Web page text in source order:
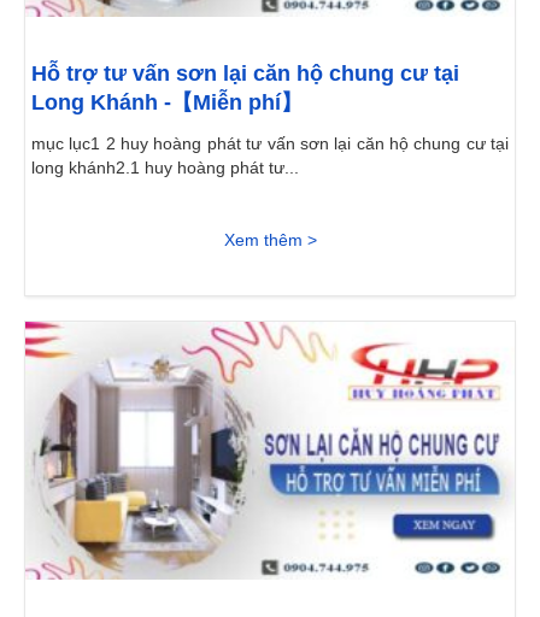
Hỗ trợ tư vấn sơn lại căn hộ chung cư tại
Long Khánh -【Miễn phí】
mục lục1 2 huy hoàng phát tư vấn sơn lại căn hộ chung cư tại
long khánh2.1 huy hoàng phát tư...
Xem thêm >